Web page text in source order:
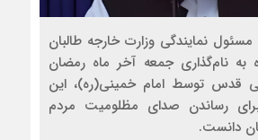
نمایندگی وزارت خارجه طالبان
به نام‌گذاری جمعه آخر ماه رمضان
قدس توسط امام خمینی(ره)، این
رساندن صدای مظلومیت مردم
دانست.